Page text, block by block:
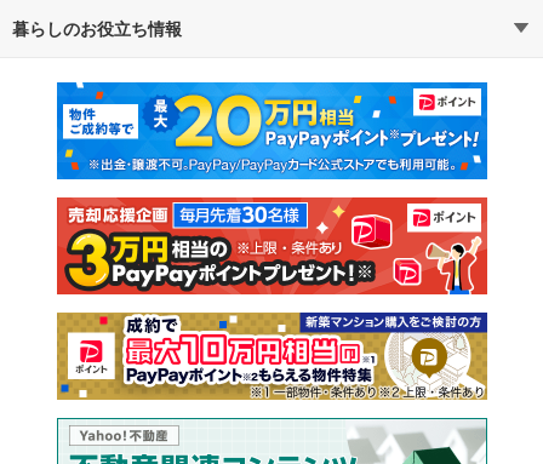
通勤・通学時間から探す
不動産・住宅
新築マンション 中古マンション
新築一戸建て 中古一戸建て
注文住宅 土地
売却査定
暮らしのお役立ち情報
マンションカタログ 教えて！住まいの先生